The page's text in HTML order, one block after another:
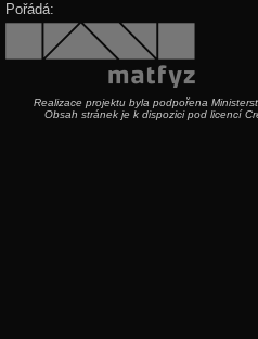
Pořádá:
Realizace projektu byla podpořena
Obsah stránek je k dispozici pod licencí